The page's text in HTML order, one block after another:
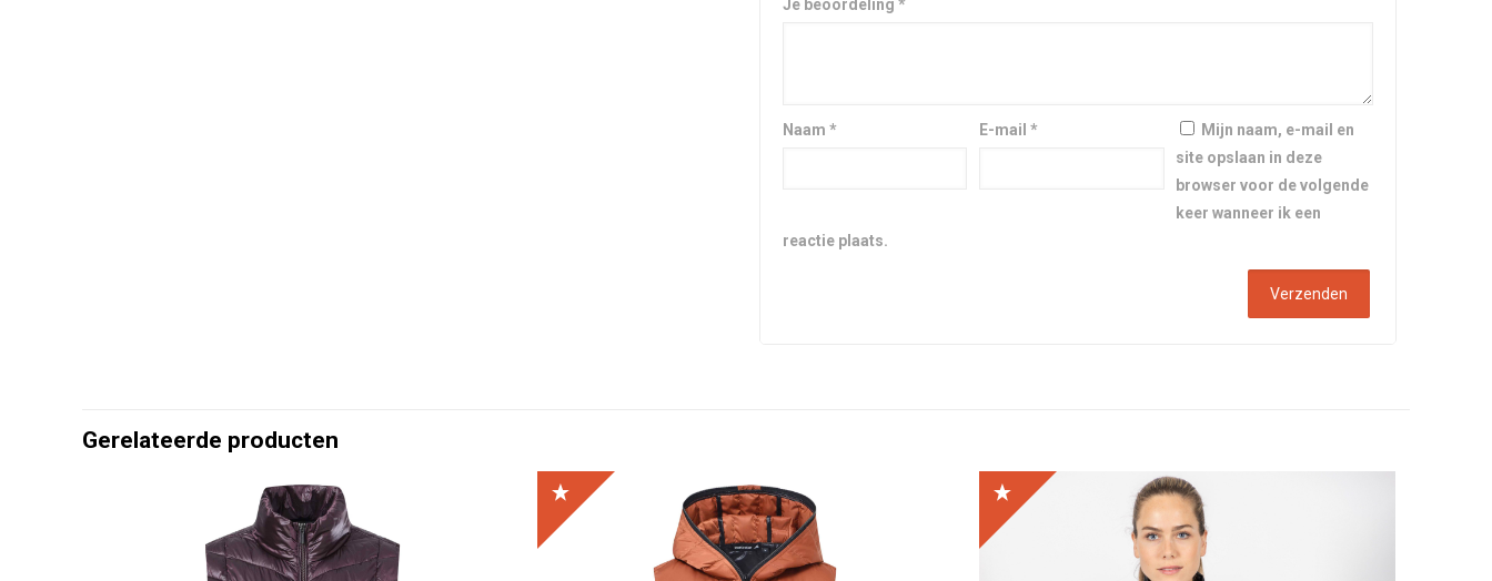
Je beoordeling *
Naam * E-mail*
Mijn naam, e-mail en
site opslaan in deze
browser voor de volgende
keer wanneer ik een
reactie plaats.
Gerelateerde producten